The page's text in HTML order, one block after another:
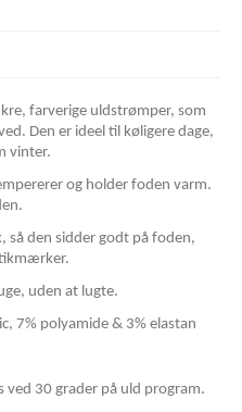
farverige uldstrømper, som
Den er ideel til køligere dage,
vinter.
og holder foden varm.
så den sidder godt på foden,
uden at lugte.
7% polyamide & 3% elastan
ved 30 grader på uld program.